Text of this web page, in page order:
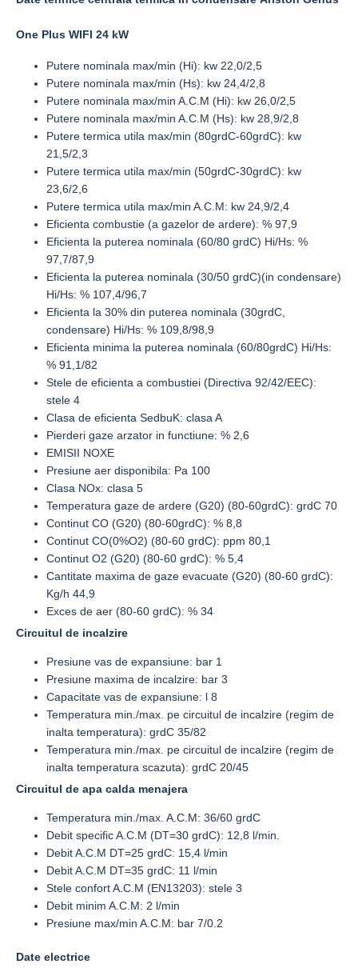
One Plus WIFI 24 kW
Putere nominala max/min (Hi): kw 22,0/2,5
Putere nominala max/min (Hs): kw 24,4/2,8
Putere nominala max/min A.C.M (Hi): kw 26,0/2,5
Putere nominala max/min A.C.M (Hs): kw 28,9/2,8
Putere termica utila max/min (80grdC-60grdC): kw
21,5/2,3
Putere termica utila max/min (50grdC-30grdC): kw
23,6/2,6
Putere termica utila max/min A.C.M: kw 24,9/2,4
Eficienta combustie (a gazelor de ardere): % 97,9
Eficienta la puterea nominala (60/80 grdC) Hi/Hs: %
97,7/87,9
Eficienta la puterea nominala (30/50 grdC)(in condensare)
Hi/Hs: % 107,4/96,7
Eficienta la 30% din puterea nominala (30grdC,
condensare) Hi/Hs: % 109,8/98,9
Eficienta minima la puterea nominala (60/80grdC) Hi/Hs:
% 91,1/82
Stele de eficienta a combustiei (Directiva 92/42/EEC):
stele 4
Clasa de eficienta SedbuK: clasa A
Pierderi gaze arzator in functiune: % 2,6
EMISII NOXE
Presiune aer disponibila: Pa 100
Clasa NOx: clasa 5
Temperatura gaze de ardere (G20) (80-60grdC): grdC 70
Continut CO (G20) (80-60grdC): % 8,8
Continut CO(0%O2) (80-60 grdC): ppm 80,1
Continut O2 (G20) (80-60 grdC): % 5,4
Cantitate maxima de gaze evacuate (G20) (80-60 grdC):
Kg/h 44,9
Exces de aer (80-60 grdC): % 34
Circuitul de incalzire
Presiune vas de expansiune: bar 1
Presiune maxima de incalzire: bar 3
Capacitate vas de expansiune: l 8
Temperatura min./max. pe circuitul de incalzire (regim de
inalta temperatura): grdC 35/82
Temperatura min./max. pe circuitul de incalzire (regim de
inalta temperatura scazuta): grdC 20/45
Circuitul de apa calda menajera
Temperatura min./max. A.C.M: 36/60 grdC
Debit specific A.C.M (DT=30 grdC): 12,8 l/min.
Debit A.C.M DT=25 grdC: 15,4 l/min
Debit A.C.M DT=35 grdC: 11 l/min
Stele confort A.C.M (EN13203): stele 3
Debit minim A.C.M: 2 l/min
Presiune max/min A.C.M: bar 7/0.2
Date electrice